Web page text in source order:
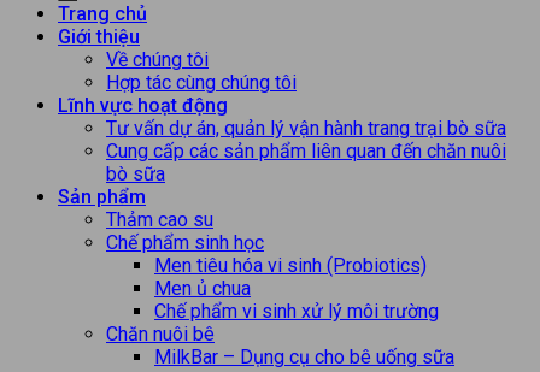
Trang chủ
Giới thiệu
Về chúng tôi
Hợp tác cùng chúng tôi
Lĩnh vực hoạt động
Tư vấn dự án, quản lý vận hành trang trại bò sữa
Cung cấp các sản phẩm liên quan đến chăn nuôi
bò sữa
Sản phẩm
Thảm cao su
Chế phẩm sinh học
Men tiêu hóa vi sinh (Probiotics)
Men ủ chua
Chế phẩm vi sinh xử lý môi trường
Chăn nuôi bê
MilkBar – Dụng cụ cho bê uống sữa